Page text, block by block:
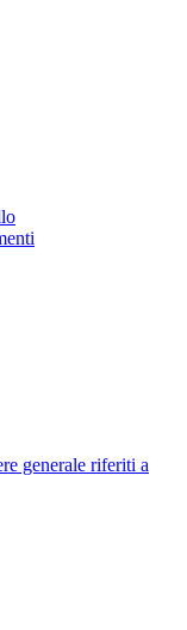
generale riferiti a